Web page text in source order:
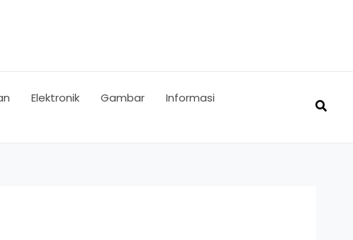
Elektronik Gambar
Informasi